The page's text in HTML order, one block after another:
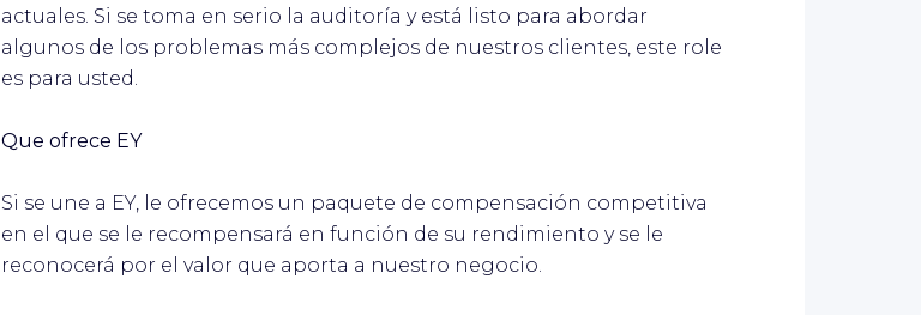
actuales. Si se toma en serio la auditoría y está listo para abordar
algunos de los problemas más complejos de nuestros clientes, este role
es para usted.
Que ofrece EY
Si se une a EY, le ofrecemos un paquete de compensación competitiva
en el que se le recompensará en función de su rendimiento y se le
reconocerá por el valor que aporta a nuestro negocio.